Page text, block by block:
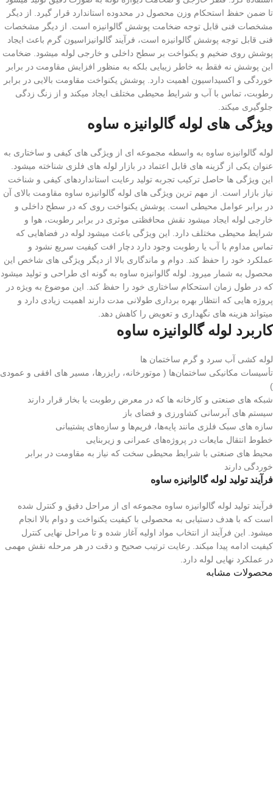
تا ضمن حفظ استحکام وزن محصول در محدوده استاندارد قرار گیرد. از دیگر
مشخصات فنی قابل توجه ضخامت پوشش گالوانیزه است. از دیگر مشخصات
فنی قابل توجه پوشش گالوانیزه است، فرآیند گالوانیزاسیون گرم باعث ایجاد
پوشش روی ضخیم و یکنواخت بر سطح داخلی و خارجی لوله میشود. ضخامت
این پوشش نه فقط به خاطر زیبایی بلکه به منظور افزایش مقاومت در برابر
خوردگی و اکسیداسیون اهمیت دارد. پوشش یکنواخت مقاومت بالایی در برابر
رطوبت، تماس با آب و شرایط محیطی مختلف ایجاد میکند و از زنگ زدگی
جلوگیری میکند.
ویژگی‌ های لوله گالوانیزه ساوه
لوله گالوانیزه ساوه به واسطه مجموعه ای از ویژگی های کیفی و ساختاری به
عنوان یکی از گزینه های قابل اعتماد در بازار لوله های فلزی شناخته میشود.
این ویژگی ها حاصل ترکیب تجربه تولید رعایت استانداردهای کیفی و شناخت
نیاز بازار است. از مهم ترین ویژگی های لوله گالوانیزه ساوه مقاومت بالای آن
در برابر عوامل محیطی است. پوشش یکنواخت روی که در سطح داخلی و
خارجی لوله ایجاد میشود نقش محافظتی موثری در برابر رطوبت، هوا و
شرایط محیطی مختلف دارد. این ویژگی باعث میشود لوله در فضاهایی که
تماس مداوم با آب یا رطوبت وجود دارد دچار افت کیفیت سریع نشود و
عملکرد خود را حفظ کند. دوام و ماندگاری بالا از دیگر ویژگی های شاخص این
محصول به شمار میرود. لوله گالوانیزه ساوه به گونه ای طراحی و تولید میشود
که در طول زمان استحکام ساختاری خود را حفظ کند. این موضوع به ویژه در
پروژه هایی که انتظار بهره برداری طولانی مدت دارند اهمیت زیادی دارد و
میتواند هزینه های نگهداری و تعویض را کاهش دهد.
کاربرد لوله گالوانیزه ساوه
لوله ‌کشی آب سرد و گرم ساختمان‌ ها
تأسیسات مکانیکی ساختمان‌ها ( موتورخانه، رایزرها، مسیر های افقی و عمودی
)
شبکه‌ های صنعتی و کارخانه ‌ها که در معرض رطوبت یا بخار قرار دارند
سیستم‌ های آبرسانی کشاورزی و فضای باز
سازه‌ های سبک فلزی مانند پایه‌ها، فریم‌ها و سازه‌های پشتیبانی
خطوط انتقال مایعات در پروژه‌های عمرانی و زیربنایی
محیط‌ های صنعتی با شرایط محیطی سخت که نیاز به مقاومت در برابر
خوردگی دارند
فرآیند تولید لوله گالوانیزه ساوه
فرآیند تولید لوله گالوانیزه ساوه مجموعه ای از مراحل دقیق و کنترل شده
است که با هدف دستیابی به محصولی با کیفیت یکنواخت و دوام بالا انجام
میشود. این فرآیند از انتخاب مواد اولیه آغاز شده و تا مراحل نهایی کنترل
کیفیت ادامه پیدا میکند. رعایت ترتیب صحیح و دقت در هر مرحله نقش مهمی
در عملکرد نهایی لوله دارد.
محصولات مشابه